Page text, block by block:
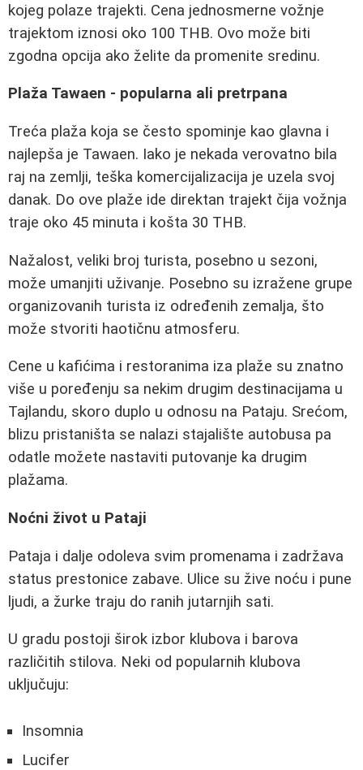
kojeg polaze trajekti. Cena jednosmerne vožnje
trajektom iznosi oko 100 THB. Ovo može biti
zgodna opcija ako želite da promenite sredinu.
Plaža Tawaen - popularna ali pretrpana
Treća plaža koja se često spominje kao glavna i
najlepša je Tawaen. Iako je nekada verovatno bila
raj na zemlji, teška komercijalizacija je uzela svoj
danak. Do ove plaže ide direktan trajekt čija vožnja
traje oko 45 minuta i košta 30 THB.
Nažalost, veliki broj turista, posebno u sezoni,
može umanjiti uživanje. Posebno su izražene grupe
organizovanih turista iz određenih zemalja, što
može stvoriti haotičnu atmosferu.
Cene u kafićima i restoranima iza plaže su znatno
više u poređenju sa nekim drugim destinacijama u
Tajlandu, skoro duplo u odnosu na Pataju. Srećom,
blizu pristaništa se nalazi stajalište autobusa pa
odatle možete nastaviti putovanje ka drugim
plažama.
Noćni život u Pataji
Pataja i dalje odoleva svim promenama i zadržava
status prestonice zabave. Ulice su žive noću i pune
ljudi, a žurke traju do ranih jutarnjih sati.
U gradu postoji širok izbor klubova i barova
različitih stilova. Neki od popularnih klubova
uključuju:
Insomnia
Lucifer